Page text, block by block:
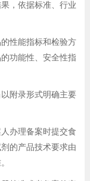
，依据标准、行业
性能指标和检验方
功能性、安全性指
附录形式明确主要
办理备案时提交食
的产品技术要求由